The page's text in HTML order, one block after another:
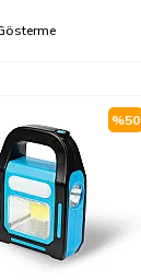
%50